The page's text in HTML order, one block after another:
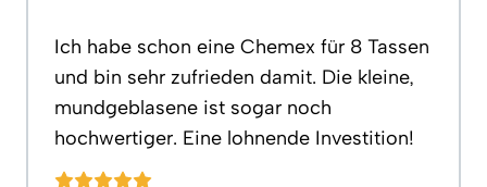
Ich habe schon eine Chemex für 8 Tassen
und bin sehr zufrieden damit. Die kleine,
mundgeblasene ist sogar noch
hochwertiger. Eine lohnende Investition!